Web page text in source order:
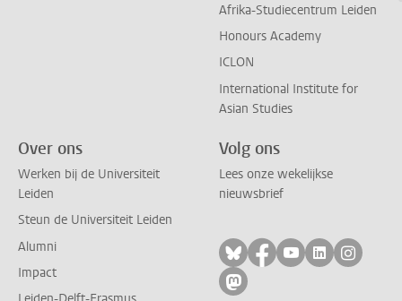
Afrika-Studiecentrum Leiden
Honours Academy
ICLON
International Institute for
Asian Studies
Over ons
Werken bij de Universiteit
Leiden
Steun de Universiteit Leiden
Alumni
Impact
Volg ons
Lees onze wekelijkse
nieuwsbrief
Volg ons op bluesky
Volg ons op
Volg ons op
Volg ons
Volg
Volg ons op mastodon